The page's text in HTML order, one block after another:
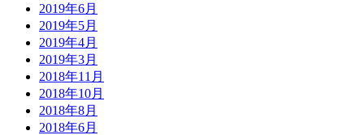
2019年6月
2019年5月
2019年4月
2019年3月
2018年11月
2018年10月
2018年8月
2018年6月